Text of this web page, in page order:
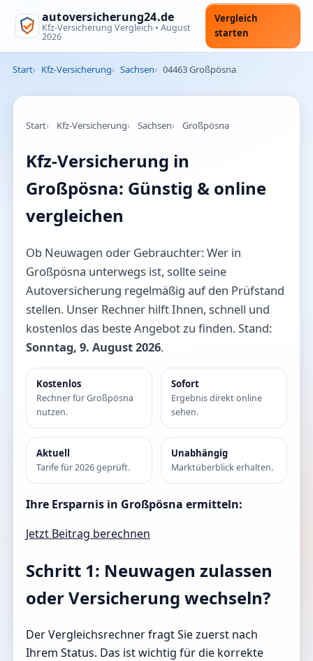
autoversicherung24.de
Kfz-Versicherung Vergleich • August
2026
Vergleich
starten
Start Kfz-Versicherung Sachsen 04463 Großpösna
Start Kfz-Versicherung Sachsen Großpösna
Kfz-Versicherung in
Großpösna: Günstig & online
vergleichen
Ob Neuwagen oder Gebrauchter: Wer in
Großpösna unterwegs ist, sollte seine
Autoversicherung regelmäßig auf den Prüfstand
stellen. Unser Rechner hilft Ihnen, schnell und
kostenlos das beste Angebot zu finden. Stand:
Sonntag, 9. August 2026.
Kostenlos
Rechner für Großpösna
nutzen.
Sofort
Ergebnis direkt online
sehen.
Aktuell
Tarife für 2026 geprüft.
Unabhängig
Marktüberblick erhalten.
Ihre Ersparnis in Großpösna ermitteln:
Jetzt Beitrag berechnen
Schritt 1: Neuwagen zulassen
oder Versicherung wechseln?
Der Vergleichsrechner fragt Sie zuerst nach
Ihrem Status. Das ist wichtig für die korrekte